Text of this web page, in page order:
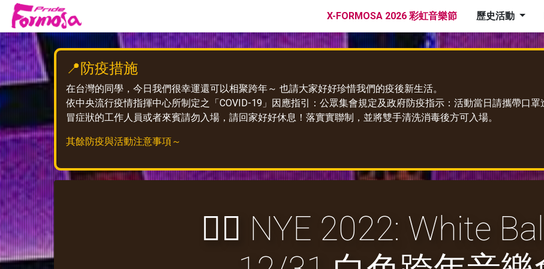
X-FORMOSA 2026 彩虹音樂節 歷史活動
📍防疫措施
在台灣的同學，今日我們很幸運還可以相聚跨年～ 也請大家好好珍惜我們的疫後新生活。
依中央流行疫情指揮中心所制定之「COVID-19」因應指引：公眾集會規定及政府防疫指示：活動當日請攜帶口
冒症狀的工作人員或者來賓請勿入場，請回家好好休息！落實實聯制，並將雙手清洗消毒後方可入場。
其餘防疫與活動注意事項～
🏳‍🌈 NYE 2022: White